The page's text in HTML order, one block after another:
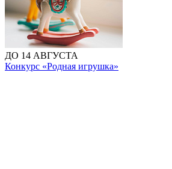
ДО 14 АВГУСТА
Конкурс «Родная игрушка»